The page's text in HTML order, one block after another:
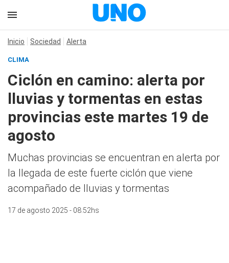
Inicio Sociedad Alerta
CLIMA
Ciclón en camino: alerta por
lluvias y tormentas en estas
provincias este martes 19 de
agosto
Muchas provincias se encuentran en alerta por
la llegada de este fuerte ciclón que viene
acompañado de lluvias y tormentas
17 de agosto 2025 - 08:52hs